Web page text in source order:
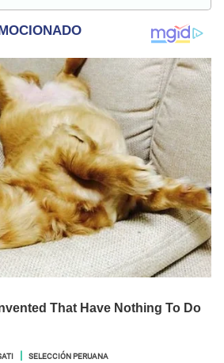
SELECCIÓN PERUANA